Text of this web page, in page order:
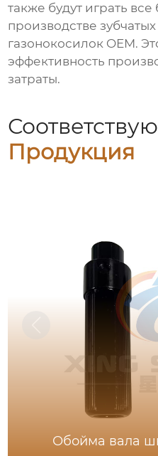
также будут играть
производстве
газонокосилок OEM.
эффективность
затраты.
Продукция
Обойма вала